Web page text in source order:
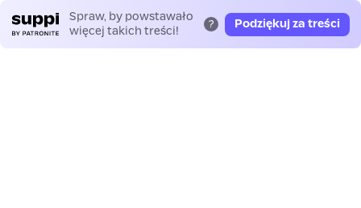
Spraw, by powstawało
więcej takich treści!
? Podziękuj za treści